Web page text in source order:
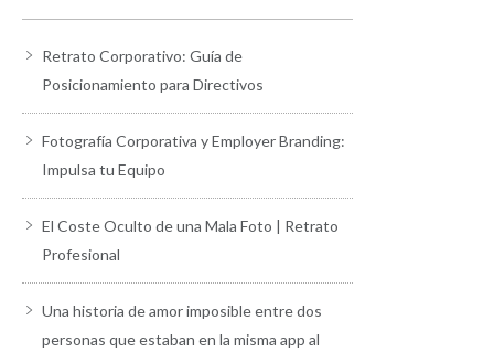
Retrato Corporativo: Guía de
Posicionamiento para Directivos
Fotografía Corporativa y Employer Branding:
Impulsa tu Equipo
El Coste Oculto de una Mala Foto | Retrato
Profesional
Una historia de amor imposible entre dos
personas que estaban en la misma app al